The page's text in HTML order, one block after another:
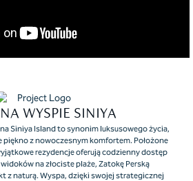
WYSPIE SINIYA
Siniya Island to synonim luksusowego życia,
piękno z nowoczesnym komfortem. Położone
rezydencje oferują codzienny dostęp
na złociste plaże, Zatokę Perską
z naturą. Wyspa, dzięki swojej strategicznej